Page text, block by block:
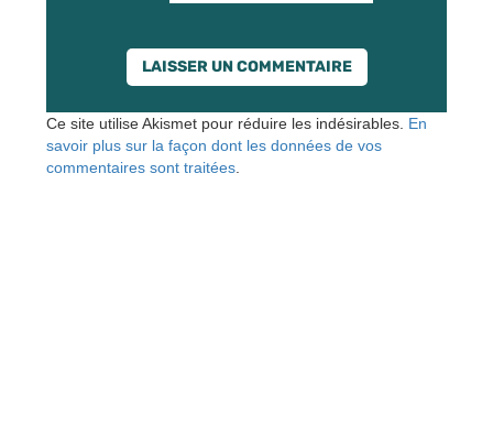
Ce site utilise Akismet pour réduire les indésirables. En
savoir plus sur la façon dont les données de vos
commentaires sont traitées